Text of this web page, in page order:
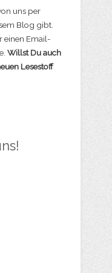
uns per
Blog gibt.
einen Email-
Willst Du auch
Lesestoff